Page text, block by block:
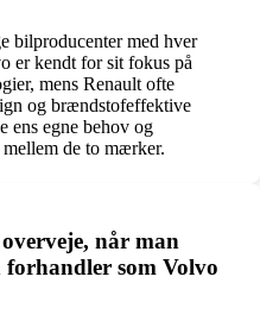
bilproducenter med hver
er kendt for sit fokus på
mens Renault ofte
og brændstofeffektive
ens egne behov og
de to mærker.
når man
som Volvo